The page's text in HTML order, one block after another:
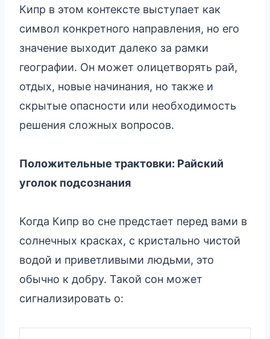
Кипр в этом контексте выступает как
символ конкретного направления, но его
значение выходит далеко за рамки
географии. Он может олицетворять рай,
отдых, новые начинания, но также и
скрытые опасности или необходимость
решения сложных вопросов.
Положительные трактовки: Райский
уголок подсознания
Когда Кипр во сне предстает перед вами в
солнечных красках, с кристально чистой
водой и приветливыми людьми, это
обычно к добру. Такой сон может
сигнализировать о: